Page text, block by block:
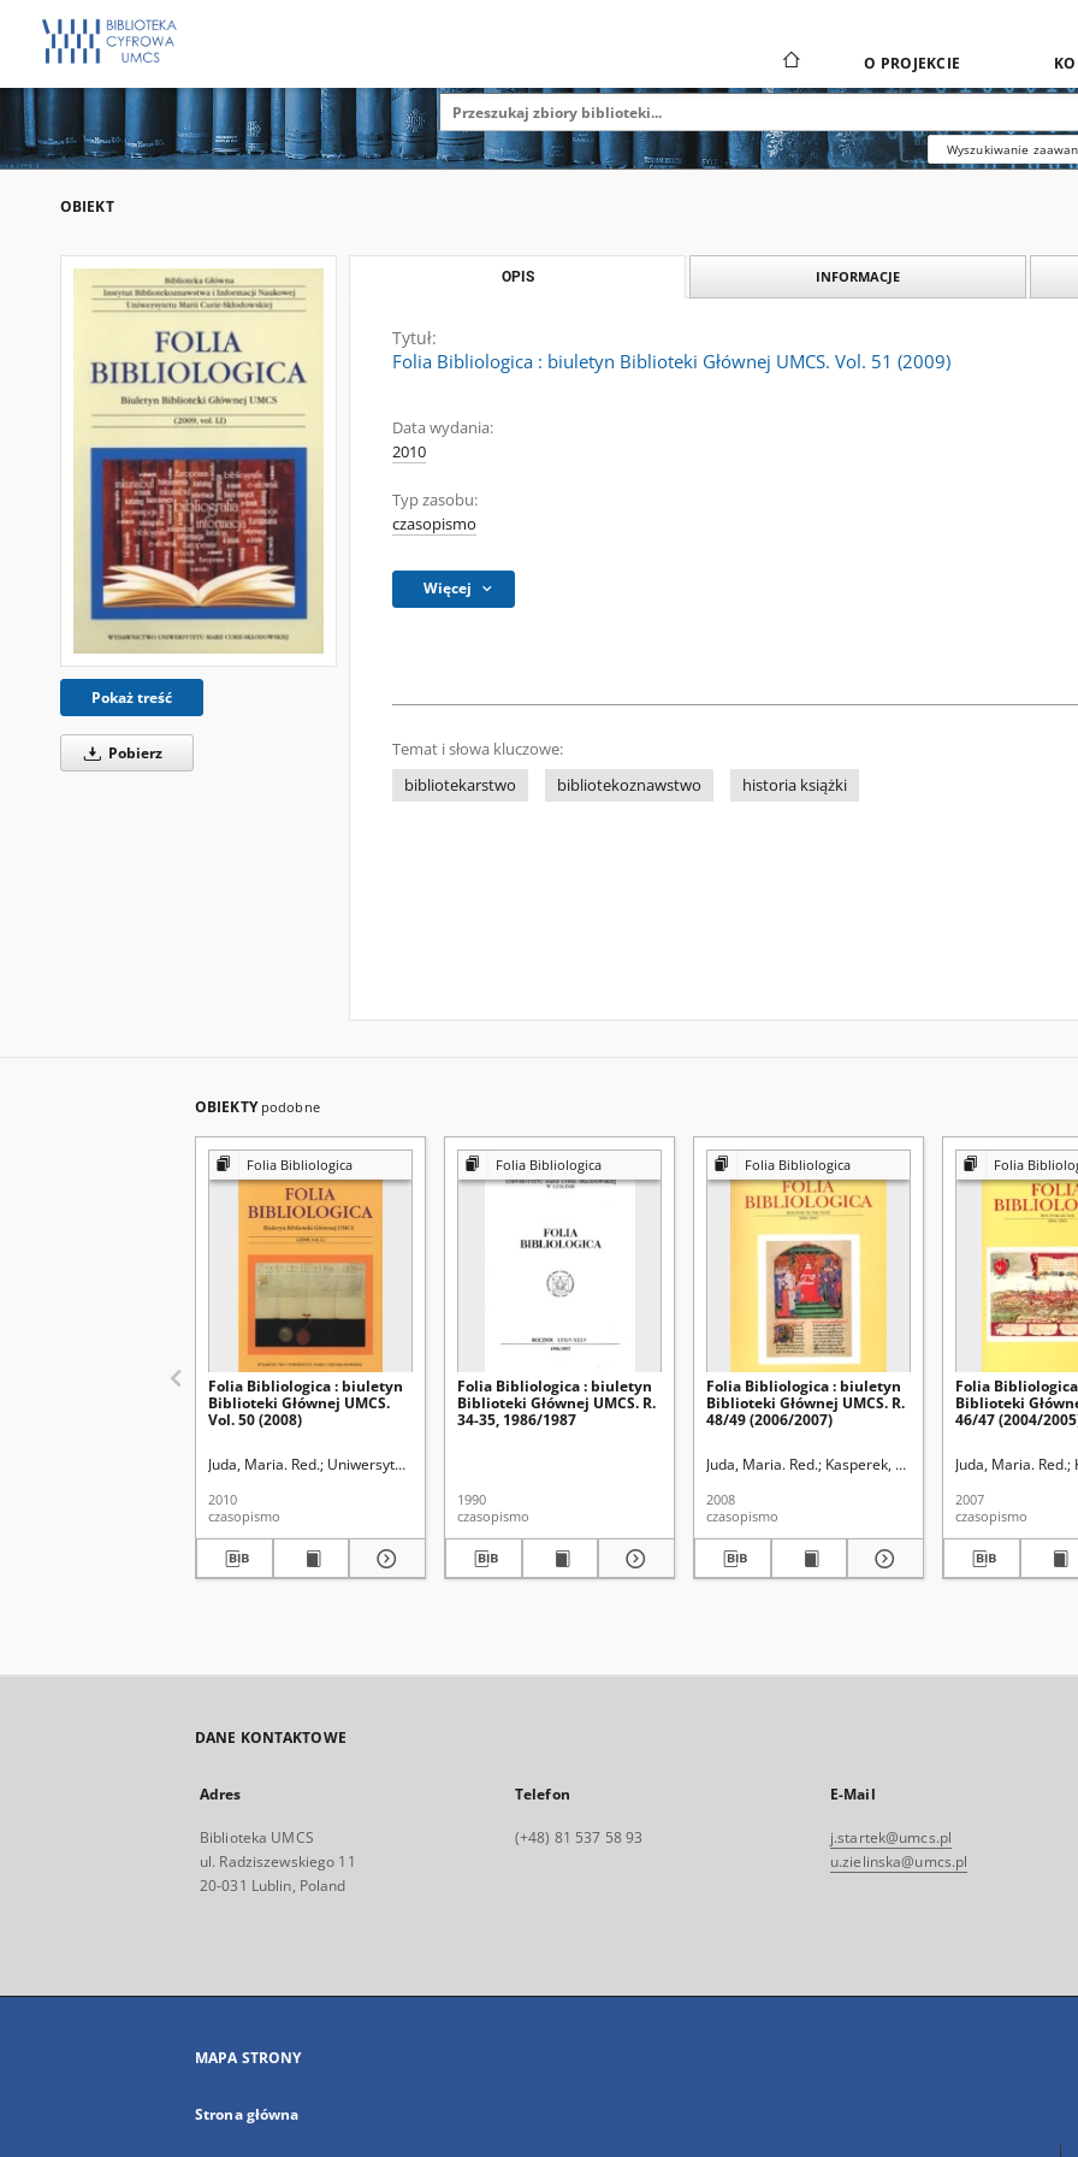
O PROJEKCIE
Wyszukiwanie
OBIEKT
Pokaż treść
Pobierz
OPIS INFORMACJE
Tytuł:
Folia Bibliologica : biuletyn Biblioteki Głównej UMCS. Vol. 51 (2009)
Data wydania:
2010
Typ zasobu:
czasopismo
Więcej
Temat i słowa kluczowe:
bibliotekarstwo
bibliotekoznawstwo historia książki
OBIEKTY podobne
Folia Bibliologica
Folia Bibliologica : biuletyn
Biblioteki Głównej UMCS.
Vol. 50 (2008)
Juda, Maria. Red. Uniwersytet Marii Curie Skłodowskiej (Lublin). Biblioteka Główna Instytut Bibliotekoznawstwa i Informacji
2010
czasopismo
Folia Bibliologica
Folia Bibliologica : biuletyn
Biblioteki Głównej UMCS. R.
34-35, 1986/1987
1990
czasopismo
Folia Bibliologica
Folia Bibliologica : biuletyn
Biblioteki Głównej UMCS. R.
48/49 (2006/2007)
Juda, Maria. Red. Kasperek, Bogusław. Red.
2008
czasopismo
Folia
Folia
Biblioteki
46/47 (2004/
Juda, Maria. Red.
2007
czasopismo
DANE KONTAKTOWE
Adres
Biblioteka UMCS
ul. Radziszewskiego 11
20-031 Lublin, Poland
Telefon
(+48) 81 537 58 93
E-Mail
j.startek@umcs.pl
u.zielinska@umcs.pl
MAPA STRONY
Strona główna